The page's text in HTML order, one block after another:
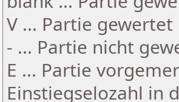
V ... Partie
- ... Partie nicht
E ... Partie
Einstiegselozahl in